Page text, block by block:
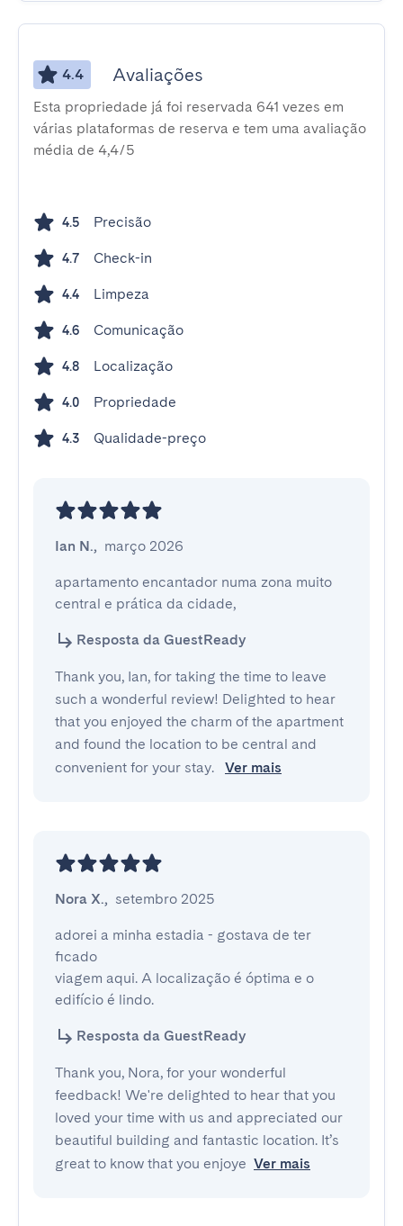
4.4 Avaliações
Esta propriedade já foi reservada 641 vezes em
várias plataformas de reserva e tem uma avaliação
média de 4,4/5
4.5 Precisão
4.7 Check-in
4.4 Limpeza
4.6 Comunicação
4.8 Localização
4.0 Propriedade
4.3 Qualidade-preço
Ian N., março 2026
apartamento encantador numa zona muito
central e prática da cidade,
Resposta da GuestReady
Thank you, Ian, for taking the time to leave
such a wonderful review! Delighted to hear
that you enjoyed the charm of the apartment
and found the location to be central and
convenient for your stay.
Ver mais
Nora X., setembro 2025
adorei a minha estadia - gostava de ter
ficado
viagem aqui. A localização é óptima e o
edifício é lindo.
Resposta da GuestReady
Thank you, Nora, for your wonderful
feedback! We're delighted to hear that you
loved your time with us and appreciated our
beautiful building and fantastic location. It’s
great to know that you enjoye Ver mais